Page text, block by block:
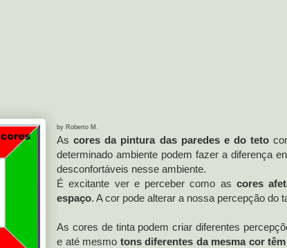
by Roberto M.
Ascores da pintura das paredes e do teto
determinado ambiente podem fazer a diferença
desconfortáveis nesse ambiente.
É excitante ver e perceber como as cores
espaço. A cor pode alterar a nossa percepção do
As cores de tinta podem criar diferentes
e até mesmo tons diferentes da mesma cor